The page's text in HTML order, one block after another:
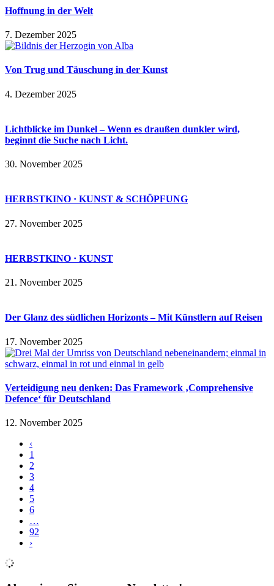
Hoffnung in der Welt
7. Dezember 2025
Von Trug und Täuschung in der Kunst
4. Dezember 2025
Lichtblicke im Dunkel – Wenn es draußen dunkler wird,
beginnt die Suche nach Licht.
30. November 2025
HERBSTKINO · KUNST & SCHÖPFUNG
27. November 2025
HERBSTKINO · KUNST
21. November 2025
Der Glanz des südlichen Horizonts – Mit Künstlern auf Reisen
17. November 2025
Verteidigung neu denken: Das Framework ‚Comprehensive
Defence‘ für Deutschland
12. November 2025
‹
1
2
3
4
5
6
…
92
›